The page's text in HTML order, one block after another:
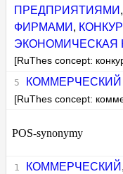
ПРЕДПРИЯТИЯМИ ,
ФИРМАМИ ,
ЭКОНОМИЧЕСКАЯ
[RuThes concept:
КОММЕРЧЕСКИЙ
[RuThes concept:
POS-synonymy
КОММЕРЧЕСКИЙ ,